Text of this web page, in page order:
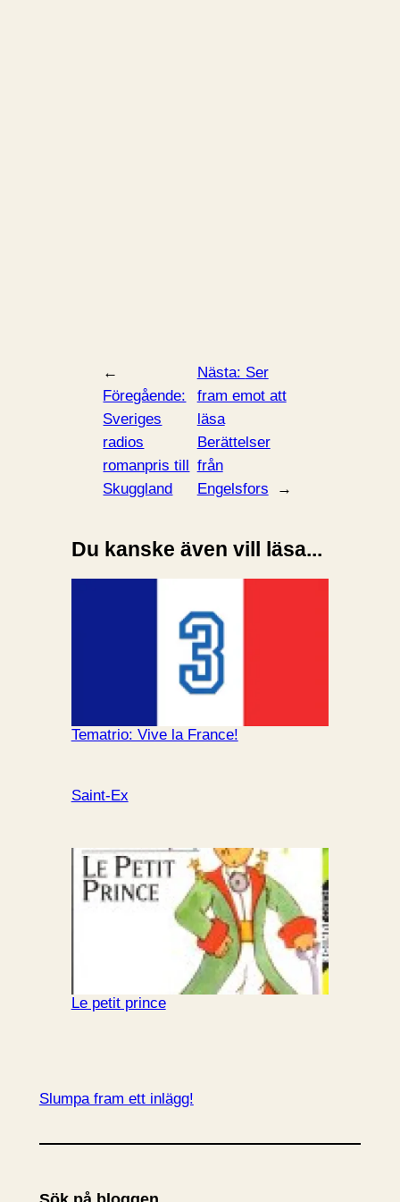
←
Föregående:
Sveriges
radios
romanpris till
Skuggland
Nästa: Ser
fram emot att
läsa
Berättelser
från
Engelsfors
→
Du kanske även vill läsa...
Tematrio: Vive la France!
Saint-Ex
Le petit prince
Slumpa fram ett inlägg!